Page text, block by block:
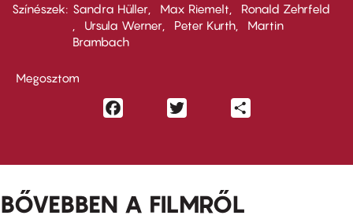
Színészek
Sandra Hüller Max Riemelt
Ronald Zehrfeld
Ursula Werner
Peter Kurth
Martin
Brambach
Megosztom
Facebook
BŐVEBBEN A FILMRŐL